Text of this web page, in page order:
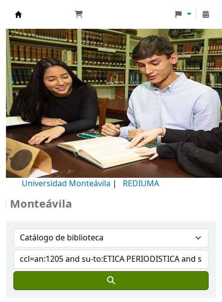
Biblioteca Universidad Monteávila
Universidad Monteávila | REDIUMA